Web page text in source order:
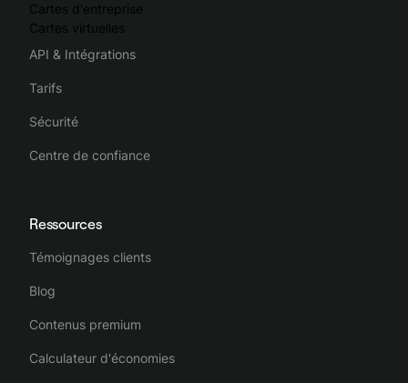
Cartes d'entreprise
Cartes virtuelles
API & Intégrations
Tarifs
Sécurité
Centre de confiance
Ressources
Témoignages clients
Blog
Contenus premium
Calculateur d'économies